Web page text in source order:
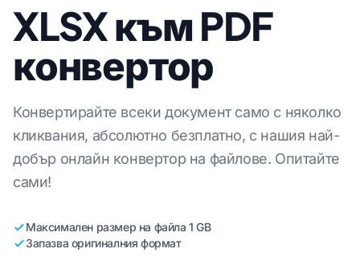
XLSX към PDF
конвертор
Конвертирайте всеки документ само с няколко
кликвания, абсолютно безплатно, с нашия най-
добър онлайн конвертор на файлове. Опитайте
сами!
Максимален размер на файла 1 GB
Запазва оригиналния формат